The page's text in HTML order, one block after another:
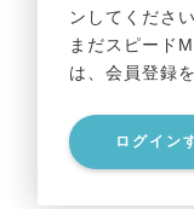
ンしてください
まだスピード
は、会員登録
ログイン
貸借対照表（B/S
事業資産
事業負債